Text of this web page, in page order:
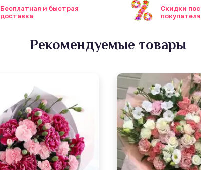
Бесплатная и быстрая
доставка
Скидки
Рекомендуемые товары